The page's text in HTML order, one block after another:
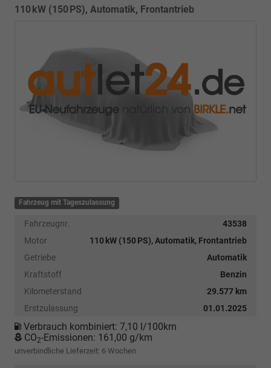
110 kW (150 PS), Automatik, Frontantrieb
Fahrzeug mit Tageszulassung
Fahrzeugnr.
43538
Motor
110 kW (150 PS), Automatik, Frontantrieb
Getriebe
Automatik
Kraftstoff
Benzin
Kilometerstand
29.577 km
Erstzulassung
01.01.2025
Verbrauch kombiniert: 7,10 l/100km
CO2-Emissionen: 161,00 g/km
unverbindliche Lieferzeit: 6 Wochen